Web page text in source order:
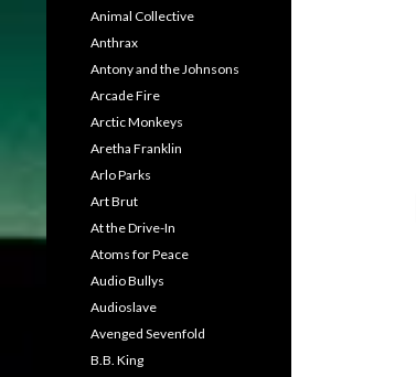
Animal Collective
Anthrax
Antony and the Johnsons
Arcade Fire
Arctic Monkeys
Aretha Franklin
Arlo Parks
Art Brut
At the Drive-In
Atoms for Peace
Audio Bullys
Audioslave
Avenged Sevenfold
B.B. King